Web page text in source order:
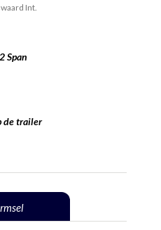
Int.
Span
de trailer